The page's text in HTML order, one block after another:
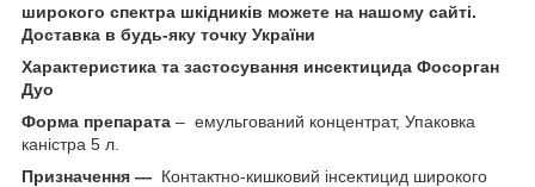
широкого спектра шкідників можете на нашому сайті.
Доставка в будь-яку точку України
Характеристика та застосування инсектицида Фосорган
Дуо
Форма препарата – емульгований концентрат, Упаковка
каністра 5 л.
Призначення — Контактно-кишковий інсектицид широкого